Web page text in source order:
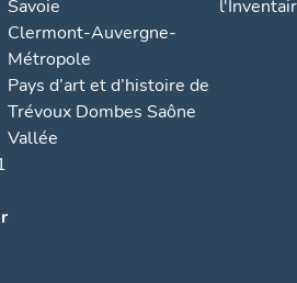
Savoie
Clermont-Auvergne-
Métropole
Pays d’art et d’histoire de
Trévoux Dombes Saône
Vallée